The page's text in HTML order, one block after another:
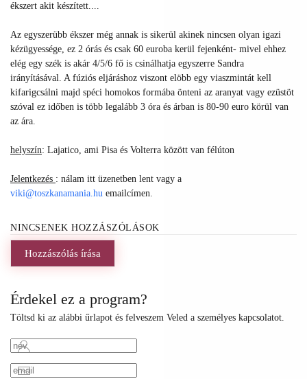
ékszert akit készített....
Az egyszerübb ékszer még annak is sikerül akinek nincsen olyan igazi
kézügyessége, ez 2 órás és csak 60 euroba kerül fejenként- mivel ehhez
elég egy szék is akár 4/5/6 fő is csinálhatja egyszerre Sandra
irányításával. A fúziós eljáráshoz viszont elöbb egy viaszmintát kell
kifarigcsálni majd spéci homokos formába önteni az aranyat vagy ezüstöt
szóval ez időben is több legalább 3 óra és árban is 80-90 euro körül van
az ára.
helyszín: Lajatico, ami Pisa és Volterra között van félúton
Jelentkezés : nálam itt üzenetben lent vagy a
viki@toszkanamania.hu emailcímen.
NINCSENEK HOZZÁSZÓLÁSOK
Hozzászólás írása
Érdekel ez a program?
Töltsd ki az alábbi űrlapot és felveszem Veled a személyes kapcsolatot.